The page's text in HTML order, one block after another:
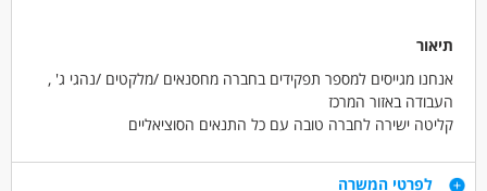
תיאור
אנחנו מגייסים למספר תפקידים בחברה מחסנאים /מלקטים /נהגי ג' ,
העבודה באזור המרכז
קליטה ישירה לחברה טובה עם כל התנאים הסוציאליים
יש מענק התמדה
דרישות
לפרטי המשרה